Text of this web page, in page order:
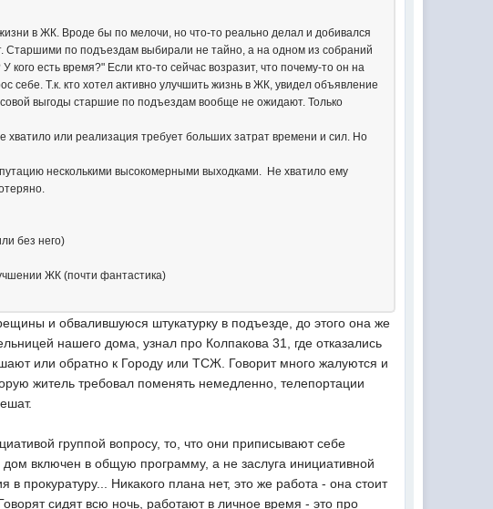
в ЖК. Вроде бы по мелочи, но что-то реально делал и добивался
Старшими по подъездам выбирали не тайно, а на одном из собраний
есть время?" Если кто-то сейчас возразит, что почему-то он на
себе. Т.к. кто хотел активно улучшить жизнь в ЖК, увидел объявление
выгоды старшие по подъездам вообще не ожидают. Только
или реализация требует больших затрат времени и сил. Но
несколькими высокомерными выходками. Не хватило ему
без него)
ЖК (почти фантастика)
и обвалившуюся штукатурку в подъезде, до этого она же
нашего дома, узнал про Колпакова 31, где отказались
или обратно к Городу или ТСЖ. Говорит много жалуются и
житель требовал поменять немедленно, телепортации
группой вопросу, то, что они приписывают себе
включен в общую программу, а не заслуга инициативной
прокуратуру... Никакого плана нет, это же работа - она стоит
сидят всю ночь, работают в личное время - это про